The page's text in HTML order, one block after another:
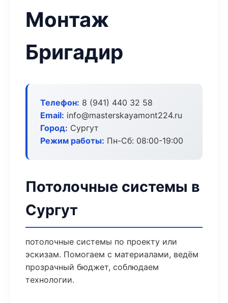
Монтаж
Бригадир
Телефон: 8 (941) 440 32 58
Email: info@masterskayamont224.ru
Город: Сургут
Режим работы: Пн-Сб: 08:00-19:00
Потолочные системы в
Сургут
потолочные системы по проекту или
эскизам. Помогаем с материалами, ведём
прозрачный бюджет, соблюдаем
технологии.